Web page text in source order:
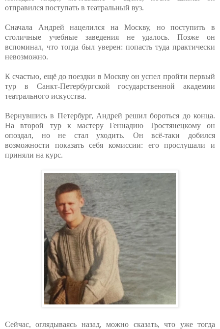
отправился поступать в театральный вуз.
Сначала Андрей нацелился на Москву, но поступить в
столичные учебные заведения не удалось. Позже он
вспоминал, что тогда был уверен: попасть туда практически
невозможно.
К счастью, ещё до поездки в Москву он успел пройти первый
тур в Санкт‑Петербургской государственной академии
театрального искусства.
Вернувшись в Петербург, Андрей решил бороться до конца.
На второй тур к мастеру Геннадию Тростянецкому он
опоздал, но не стал уходить. Он всё‑таки добился
возможности показать себя комиссии: его прослушали и
приняли на курс.
Сейчас, оглядываясь назад, можно сказать, что уже тогда